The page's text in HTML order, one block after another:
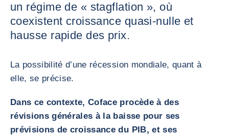
un régime de « stagflation », où
coexistent croissance quasi-nulle et
hausse rapide des prix.
La possibilité d’une récession mondiale, quant à
elle, se précise.
Dans ce contexte, Coface procède à des
révisions générales à la baisse pour ses
prévisions de croissance du PIB, et ses